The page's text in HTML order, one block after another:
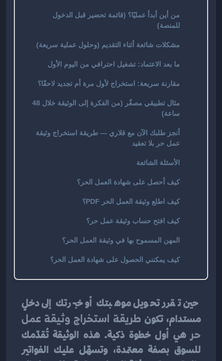
من أين أبدأ عمليًا؟ (قائمة تحضير قبل الدخول
للمنصة)
مشكلات شائعة أثناء التقديم (وحلول عملية سريعة)
ما بعد الاعتماد: تشغيل احترافي من اليوم الأول
مقارنة سريعة: استخراج لأول مرة أم تجديد لاحقًا؟
مثال تطبيقي مصغّر (من الفكرة إلى الوثيقة خلال 48
ساعة)
أنجز طلبك الآن مع قلاري — طريقة استخراج وثيقة
عمل حر بلا تعقيد
الأسئلة الشائعة
كيف أحصل على شهادة العمل الحر؟
كيف اطلع وثيقة العمل الحر PDF؟
كيف افتح حساب وثيقة عمل حر؟
المهن المسموح بها في وثيقة العمل الحر؟
كيف يمكنني الحصول على شهادة العمل الحر؟
مستدام، تكون
حر
للسوق بصفة معتمدة، وتسهّل عليك الفواتير